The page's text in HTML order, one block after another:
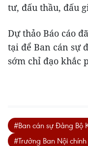
tư, đấu thầu, đấu
Dự thảo Báo cáo
tại để Ban cán sự
sớm chỉ đạo khắc
#Ban cán sự Đảng Bộ
#Trưởng Ban Nội